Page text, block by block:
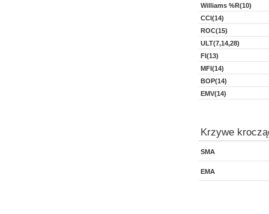
Williams %R(10)
CCI(14)
ROC(15)
ULT(7,14,28)
FI(13)
MFI(14)
BOP(14)
EMV(14)
Krzywe
SMA
EMA